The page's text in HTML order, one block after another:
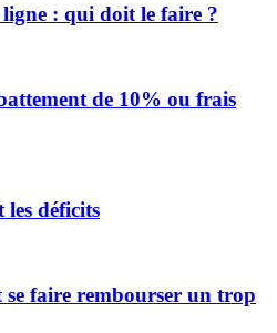
ligne : qui doit le faire ?
de 10% ou frais
les déficits
faire rembourser un trop